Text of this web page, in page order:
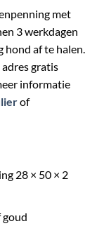
met
3 werkdagen
hond af te halen.
gratis
informatie
of
28 × 50 × 2